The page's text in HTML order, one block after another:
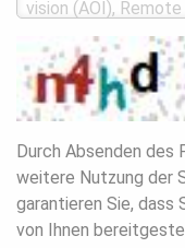
Durch Absenden des
weitere Nutzung der
garantieren Sie, dass
von Ihnen